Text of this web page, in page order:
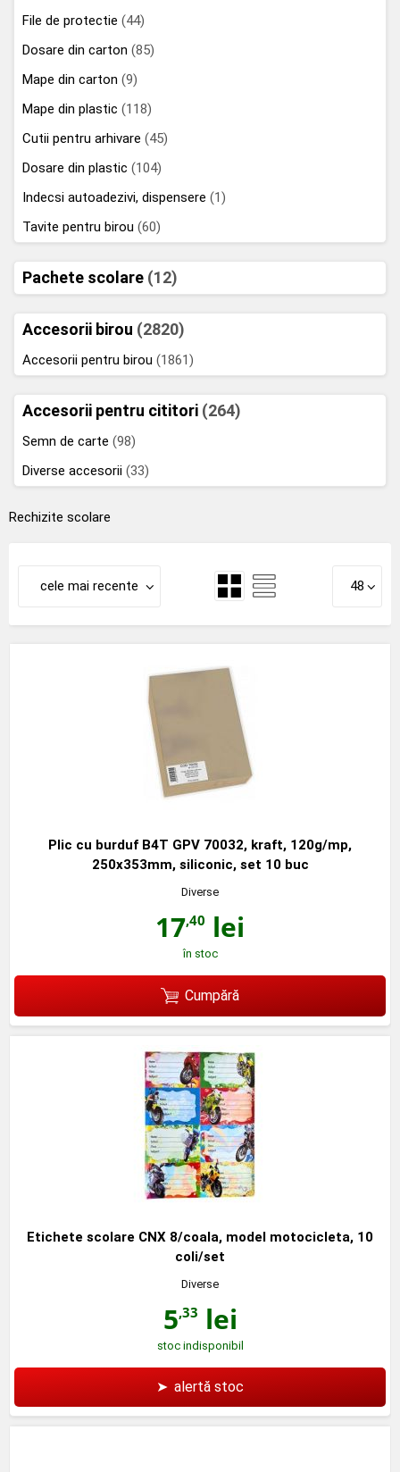
File de protectie (44)
Dosare din carton (85)
Mape din carton (9)
Mape din plastic (118)
Cutii pentru arhivare (45)
Dosare din plastic (104)
Indecsi autoadezivi, dispensere (1)
Tavite pentru birou (60)
Pachete scolare (12)
Accesorii birou (2820)
Accesorii pentru birou (1861)
Accesorii pentru cititori (264)
Semn de carte (98)
Diverse accesorii (33)
Rechizite scolare
cele mai recente 48
Plic cu burduf B4T GPV 70032, kraft, 120g/mp,
250x353mm, siliconic, set 10 buc
Diverse
17,40 lei
în stoc
Cumpără
Etichete scolare CNX 8/coala, model motocicleta, 10
coli/set
Diverse
5,33 lei
stoc indisponibil
➤ alertă stoc